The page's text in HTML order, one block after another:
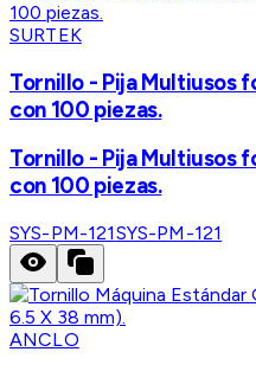
SURTEK
Tornillo - Pija Multiusos
con 100 piezas.
Tornillo - Pija Multiusos
con 100 piezas.
SYS-PM-121SYS-PM-121
ANCLO